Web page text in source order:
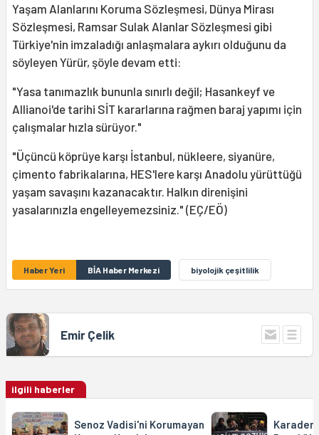
Yaşam Alanlarını Koruma Sözleşmesi, Dünya Mirası
Sözleşmesi, Ramsar Sulak Alanlar Sözleşmesi gibi
Türkiye'nin imzaladığı anlaşmalara aykırı olduğunu da
söyleyen Yürür, şöyle devam etti:
"Yasa tanımazlık bununla sınırlı değil; Hasankeyf ve
Allianoi'de tarihi SİT kararlarına rağmen baraj yapımı için
çalışmalar hızla sürüyor."
"Üçüncü köprüye karşı İstanbul, nükleere, siyanüre,
çimento fabrikalarına, HES'lere karşı Anadolu yürüttüğü
yaşam savaşını kazanacaktır. Halkın direnişini
yasalarınızla engelleyemezsiniz." (EÇ/EÖ)
Haber Yeri BİA Haber Merkezi biyolojik çeşitlilik
Emir Çelik
ilgili haberler
Senoz Vadisi'ni Korumayan